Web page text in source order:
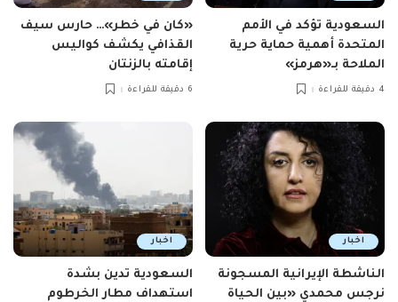
السعودية تؤكد في الأمم
المتحدة أهمية حماية حرية
الملاحة بـ«هرمز»
4 دقيقة للقراءة
«كان في خطر»… حارس سيف
القذافي يكشف كواليس
إقامته بالزنتان
6 دقيقة للقراءة
اخبار
الناشطة الإيرانية المسجونة
نرجس محمدي «بين الحياة
اخبار
السعودية تدين بشدة
استهداف مطار الخرطوم